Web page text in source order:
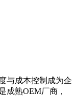
与成本控制成为企
成熟OEM厂商，